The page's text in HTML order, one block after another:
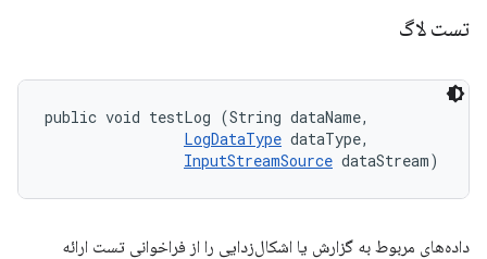
تست لاگ
public void testLog (String dataName,
LogDataType dataType,
InputStreamSource dataStream)
داده‌های مربوط به گزارش یا اشکال‌زدایی را از فراخوانی تست ارائه